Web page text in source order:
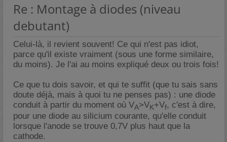
Re : Montage à diodes (niveau
debutant)
Celui-là, il revient souvent! Ce qui n'est pas idiot,
parce qu'il existe vraiment (sous une forme similaire,
du moins). Je l'ai au moins expliqué deux ou trois fois!
Ce que tu dois savoir, et qui te suffit (que tu sais sans
doute déjà, mais à quoi tu ne penses pas) : une diode
conduit à partir du moment où VA>VK+Vf, c'est à dire,
pour une diode au silicium courante, qu'elle conduit
lorsque l'anode se trouve 0,7V plus haut que la
cathode.